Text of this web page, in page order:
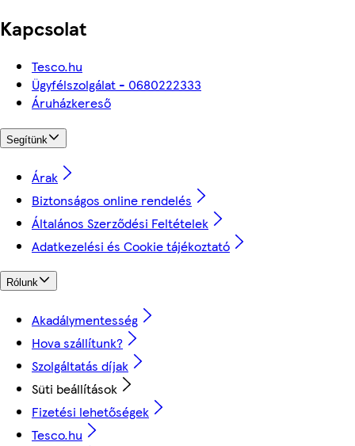
Kapcsolat
Tesco.hu
Ügyfélszolgálat - 0680222333
Áruházkereső
Segítünk
Árak
Biztonságos online rendelés
Általános Szerződési Feltételek
Adatkezelési és Cookie tájékoztató
Rólunk
Akadálymentesség
Hova szállítunk?
Szolgáltatás díjak
Süti beállítások
Fizetési lehetőségek
Tesco.hu